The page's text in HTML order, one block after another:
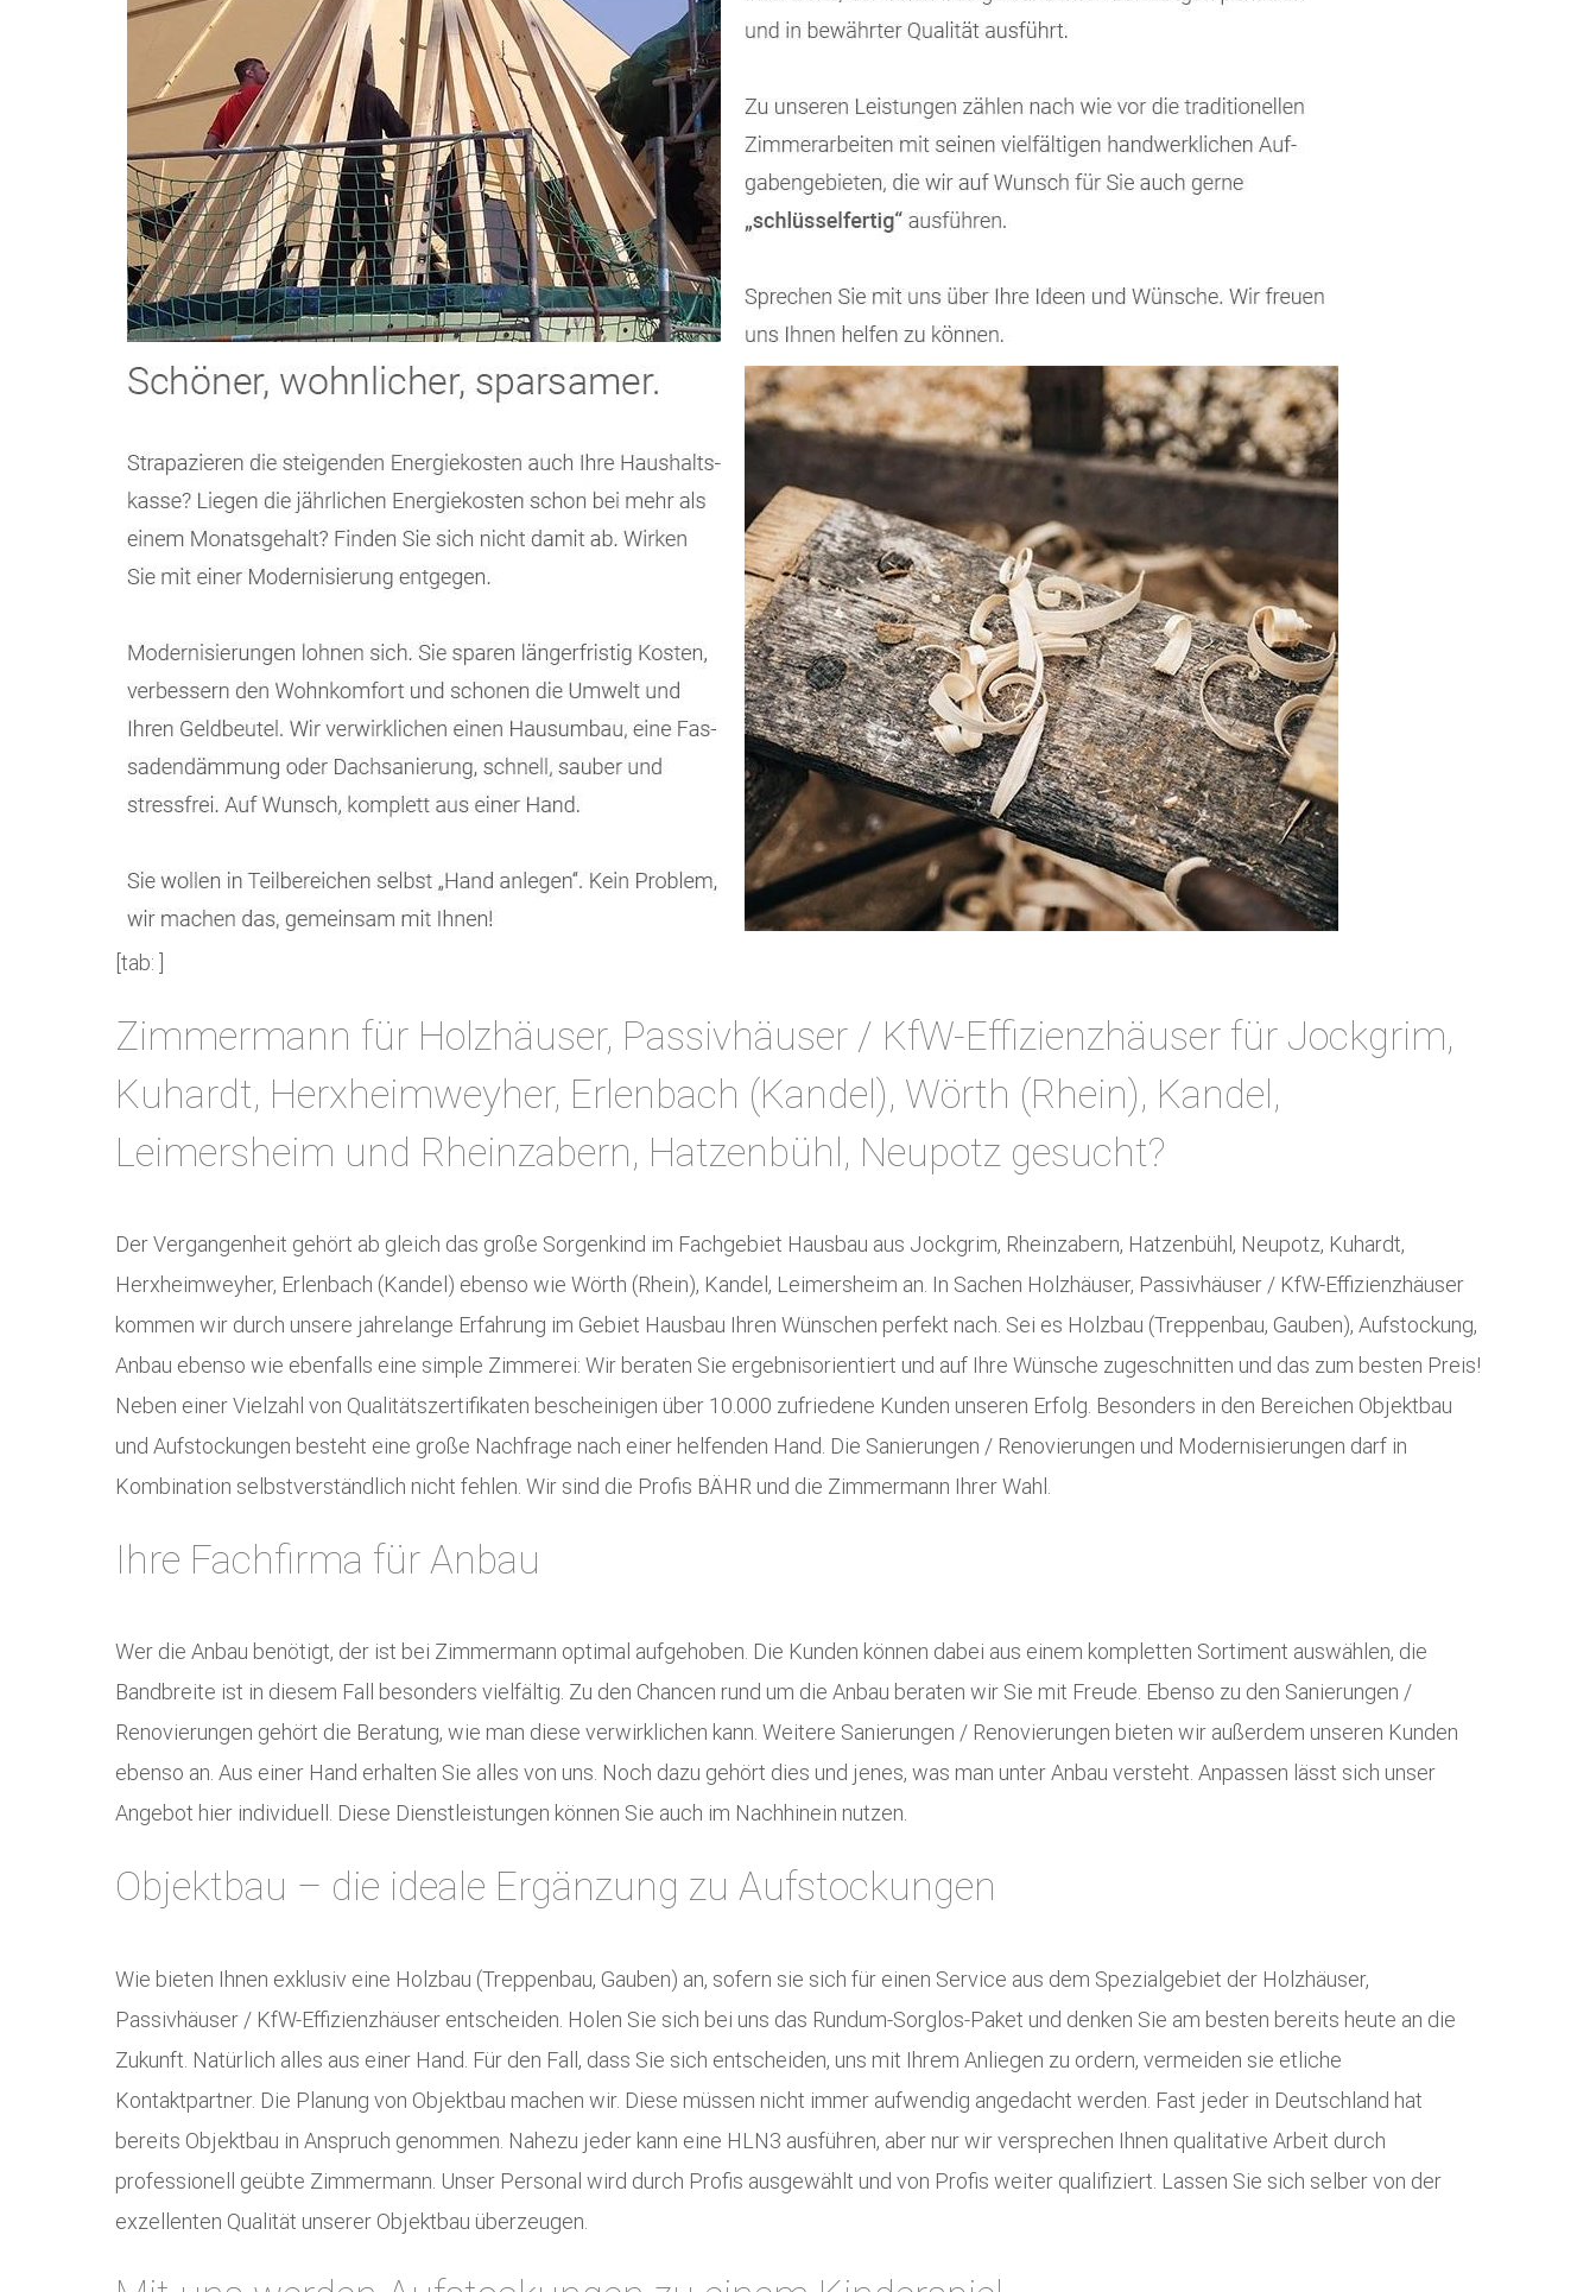
[tab: ]
Zimmermann für Holzhäuser, Passivhäuser / KfW-Effizienzhäuser für Jockgrim,
Kuhardt, Herxheimweyher, Erlenbach (Kandel), Wörth (Rhein), Kandel,
Leimersheim und Rheinzabern, Hatzenbühl, Neupotz gesucht?
Der Vergangenheit gehört ab gleich das große Sorgenkind im Fachgebiet Hausbau aus Jockgrim, Rheinzabern, Hatzenbühl, Neupotz, Kuhardt,
Herxheimweyher, Erlenbach (Kandel) ebenso wie Wörth (Rhein), Kandel, Leimersheim an. In Sachen Holzhäuser, Passivhäuser / KfW-Effizienzhäuser
kommen wir durch unsere jahrelange Erfahrung im Gebiet Hausbau Ihren Wünschen perfekt nach. Sei es Holzbau (Treppenbau, Gauben), Aufstockung,
Anbau ebenso wie ebenfalls eine simple Zimmerei: Wir beraten Sie ergebnisorientiert und auf Ihre Wünsche zugeschnitten und das zum besten Preis!
Neben einer Vielzahl von Qualitätszertifikaten bescheinigen über 10.000 zufriedene Kunden unseren Erfolg. Besonders in den Bereichen Objektbau
und Aufstockungen besteht eine große Nachfrage nach einer helfenden Hand. Die Sanierungen / Renovierungen und Modernisierungen darf in
Kombination selbstverständlich nicht fehlen. Wir sind die Profis BÄHR und die Zimmermann Ihrer Wahl.
Ihre Fachfirma für Anbau
Wer die Anbau benötigt, der ist bei Zimmermann optimal aufgehoben. Die Kunden können dabei aus einem kompletten Sortiment auswählen, die
Bandbreite ist in diesem Fall besonders vielfältig. Zu den Chancen rund um die Anbau beraten wir Sie mit Freude. Ebenso zu den Sanierungen /
Renovierungen gehört die Beratung, wie man diese verwirklichen kann. Weitere Sanierungen / Renovierungen bieten wir außerdem unseren Kunden
ebenso an. Aus einer Hand erhalten Sie alles von uns. Noch dazu gehört dies und jenes, was man unter Anbau versteht. Anpassen lässt sich unser
Angebot hier individuell. Diese Dienstleistungen können Sie auch im Nachhinein nutzen.
Objektbau – die ideale Ergänzung zu Aufstockungen
Wie bieten Ihnen exklusiv eine Holzbau (Treppenbau, Gauben) an, sofern sie sich für einen Service aus dem Spezialgebiet der Holzhäuser,
Passivhäuser / KfW-Effizienzhäuser entscheiden. Holen Sie sich bei uns das Rundum-Sorglos-Paket und denken Sie am besten bereits heute an die
Zukunft. Natürlich alles aus einer Hand. Für den Fall, dass Sie sich entscheiden, uns mit Ihrem Anliegen zu ordern, vermeiden sie etliche
Kontaktpartner. Die Planung von Objektbau machen wir. Diese müssen nicht immer aufwendig angedacht werden. Fast jeder in Deutschland hat
bereits Objektbau in Anspruch genommen. Nahezu jeder kann eine HLN3 ausführen, aber nur wir versprechen Ihnen qualitative Arbeit durch
professionell geübte Zimmermann. Unser Personal wird durch Profis ausgewählt und von Profis weiter qualifiziert. Lassen Sie sich selber von der
exzellenten Qualität unserer Objektbau überzeugen.